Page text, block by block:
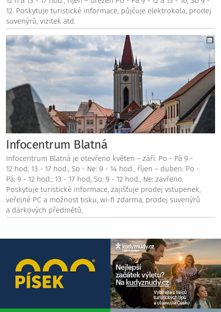
12. Poskytuje turistické informace, půjčuje elektrokola, prodej
suvenýrů, vizitek atd.
Infocentrum Blatná
Infocentrum Blatná je otevřeno květen – září: Po - Pá 9 -
12 hod; 13 - 17 hod., So - Ne: 9 - 14 hod., říjen – duben: Po -
Pá: 9 - 12 hod.; 13 - 17 hod, So: 9 - 12 hod., Ne: zavřeno.
Poskytuje turistické informace, zajišťuje prodej vstupenek,
veřejné PC a možnost tisku, wi-fi zdarma, prodej suvenýrů
a dárkových předmětů.